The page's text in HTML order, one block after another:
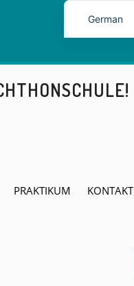
PRAKTIKUM KONTAKT
German